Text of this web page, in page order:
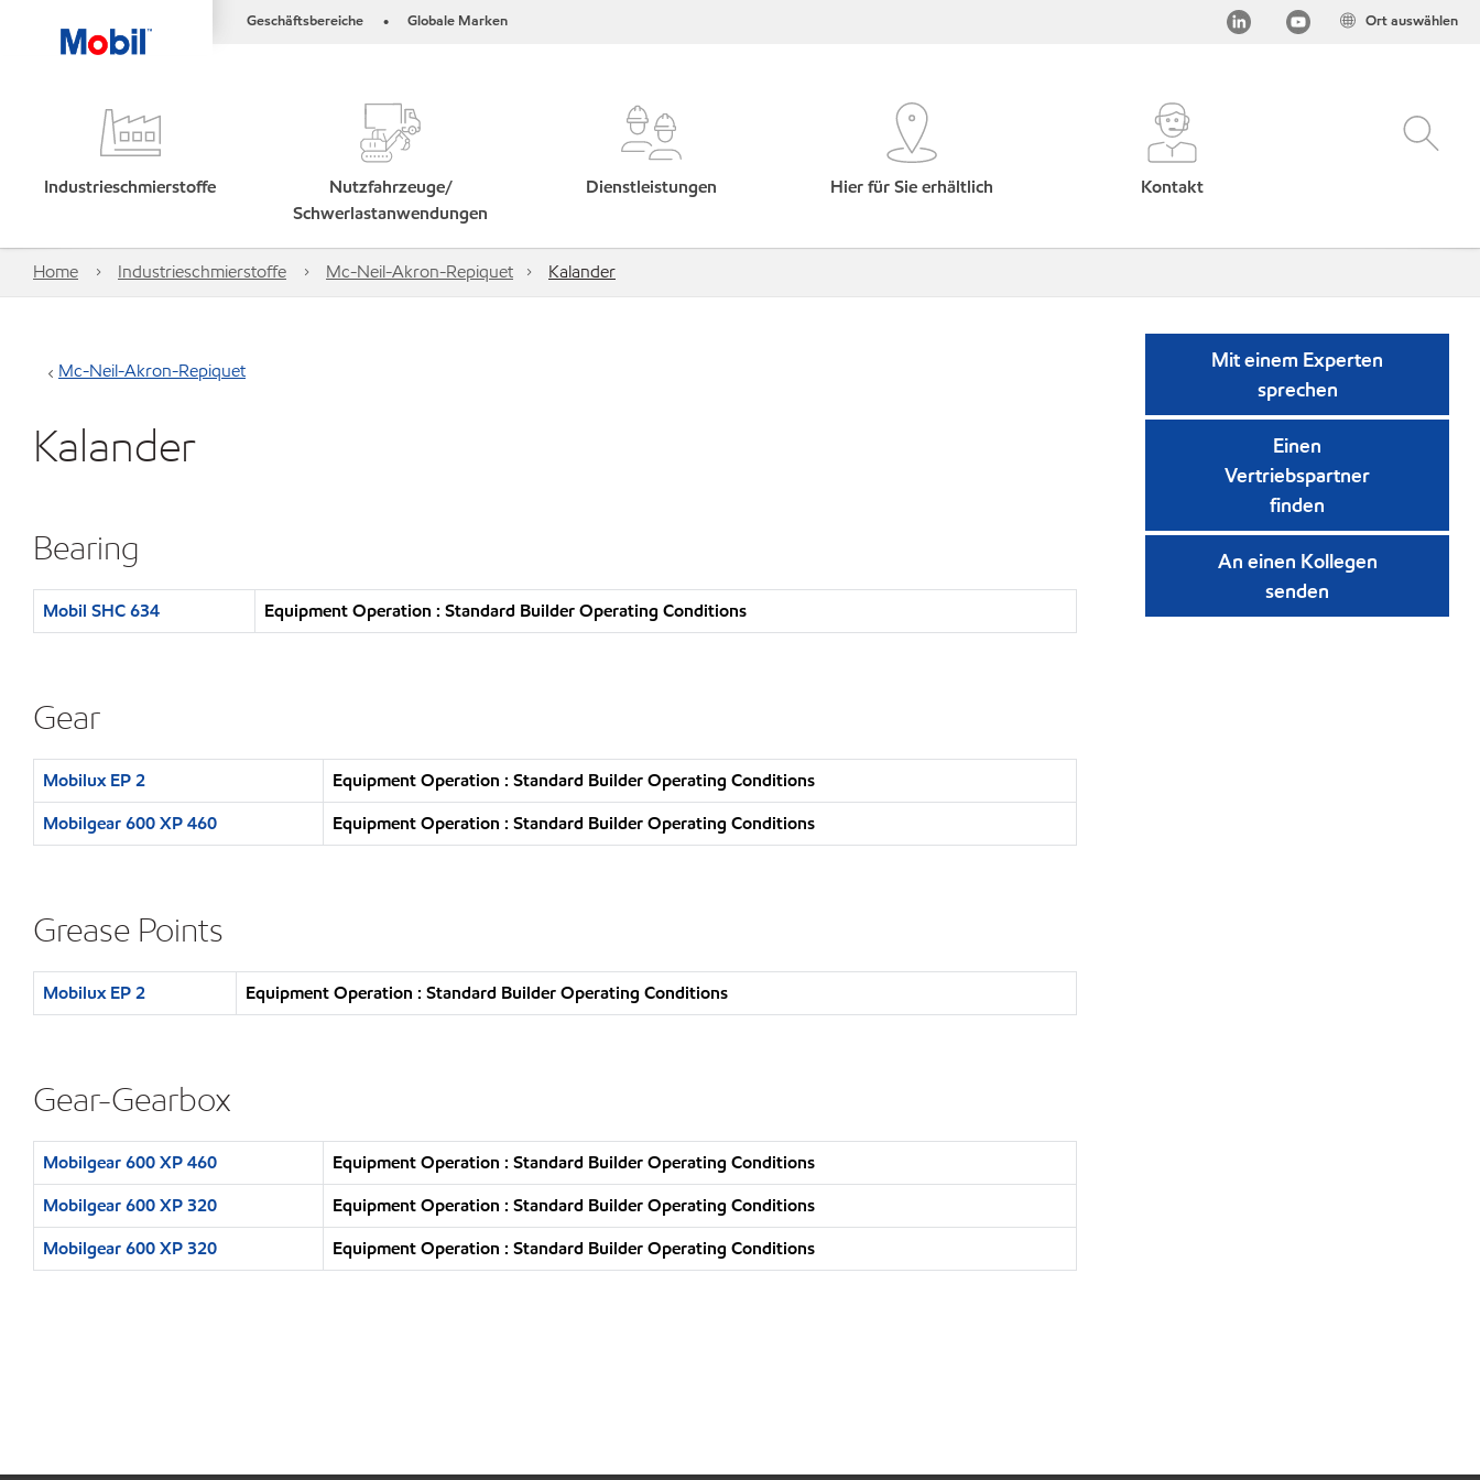
Geschäftsbereiche • Globale Marken Ort auswählen
Industrieschmierstoffe
Nutzfahrzeuge/
Schwerlastanwendungen
Dienstleistungen Hier für Sie erhältlich Kontakt
Home Industrieschmierstoffe Mc-Neil-Akron-Repiquet Kalander
Mc-Neil-Akron-Repiquet
Kalander
Bearing
Mobil SHC 634 Equipment Operation : Standard Builder Operating Conditions
Gear
Mobilux EP 2
Equipment Operation : Standard Builder Operating Conditions
Mobilgear 600 XP 460
Equipment Operation : Standard Builder Operating Conditions
Grease Points
Mobilux EP 2 Equipment Operation : Standard Builder Operating Conditions
Gear-Gearbox
Mobilgear 600 XP 460
Equipment Operation : Standard Builder Operating Conditions
Mobilgear 600 XP 320
Equipment Operation : Standard Builder Operating Conditions
Mobilgear 600 XP 320
Equipment Operation : Standard Builder Operating Conditions
Mit einem Experten
sprechen
Einen
Vertriebspartner
finden
An einen Kollegen
senden